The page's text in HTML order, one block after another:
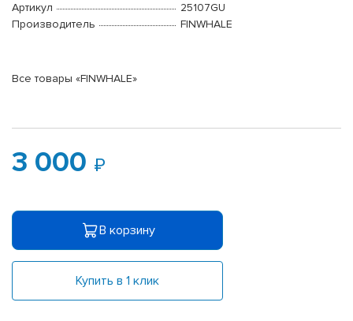
Артикул
25107GU
Производитель
FINWHALE
Все товары «FINWHALE»
3 000
В корзину
Купить в 1 клик